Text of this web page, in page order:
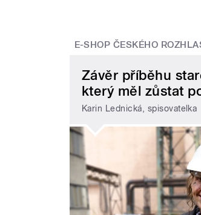
E-SHOP ČESKÉHO
Závěr příběhu
který měl zůstat
Karin Lednická, spisovatelka